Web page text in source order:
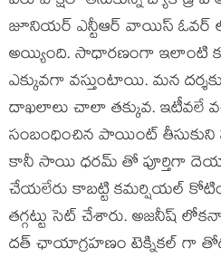
జూనియర్ ఎన్టీఆర్ వాయిస్ ఓవర్
అయ్యింది. సాధారణంగా ఇలాంటి
ఎక్కువగా వస్తుంటాయి. మన
దాఖలాలు చాలా తక్కువ. ఇటీవలే
సంబంధించిన పాయింట్ తీసుకుని
కానీ సాయి ధరమ్ తో పూర్తిగా
చేయలేరు కాబట్టి కమర్షియల్
తగ్గట్టు సెట్ చేశారు. అజనీష్
దత్ ఛాయాగ్రహణం టెక్నికల్ గా